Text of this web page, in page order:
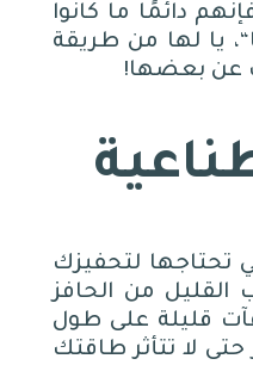
دائمًا ما كانوا
“، يا لها من طريقة
عن بعضها!
تحتاجها لتحفيزك
القليل من الحافز
قليلة على طول
لا تتأثر طاقتك